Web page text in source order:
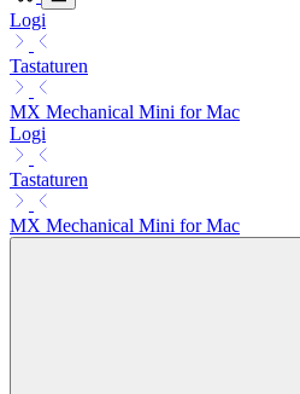
Logi
Tastaturen
MX Mechanical Mini for Mac
Logi
Tastaturen
MX Mechanical Mini for Mac